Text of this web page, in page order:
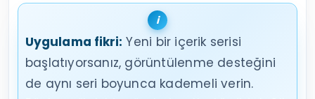
Uygulama fikri: Yeni bir içerik serisi
başlatıyorsanız, görüntülenme desteğini
de aynı seri boyunca kademeli verin.